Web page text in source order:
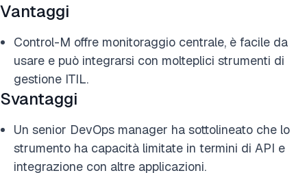
Vantaggi
Control-M offre monitoraggio centrale, è facile da
usare e può integrarsi con molteplici strumenti di
gestione ITIL.
Svantaggi
Un senior DevOps manager ha sottolineato che lo
strumento ha capacità limitate in termini di API e
integrazione con altre applicazioni.